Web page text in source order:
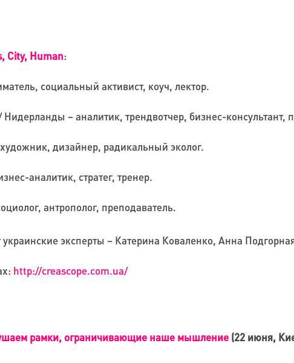
City, Human:
социальный активист, коуч, лектор.
– аналитик, трендвотчер, бизнес-консультант,
дизайнер, радикальный эколог.
аналитик, стратег, тренер.
антрополог, преподаватель.
эксперты – Катерина Коваленко, Анна
http://creascope.com.ua/
рамки, ограничивающие наше мышление(22 июня,